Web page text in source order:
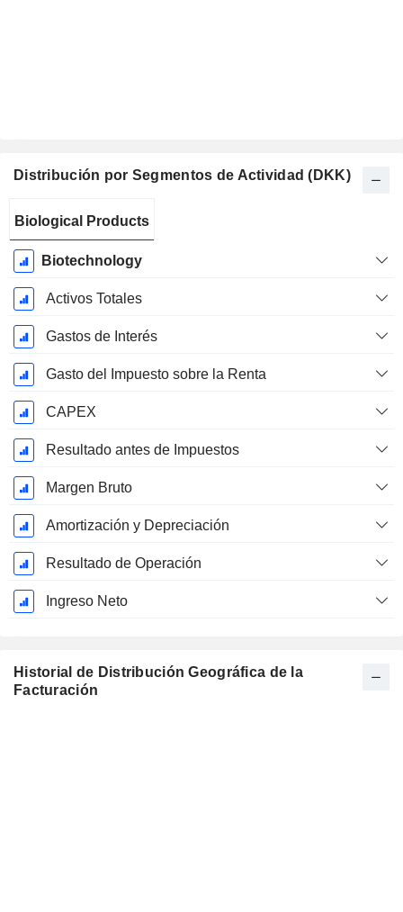
Distribución por Segmentos de Actividad (DKK)
fiscal:
Diciembre
Biological Products
Biotechnology
Activos Totales
Gastos de Interés
Gasto del Impuesto sobre la Renta
CAPEX
Resultado antes de Impuestos
Margen Bruto
Amortización y Depreciación
Resultado de Operación
Ingreso Neto
Historial de Distribución Geográfica de la
Facturación